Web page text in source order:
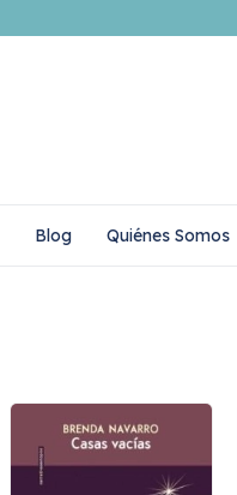
Blog Quiénes Somos